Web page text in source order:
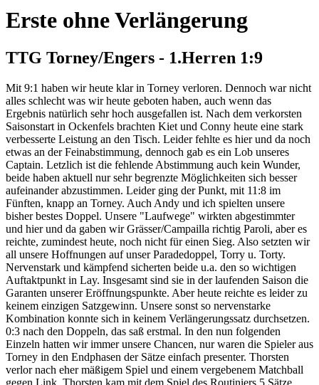
Erste ohne Verlängerung
TTG Torney/Engers - 1.Herren 1:9
Mit 9:1 haben wir heute klar in Torney verloren. Dennoch war nicht
alles schlecht was wir heute geboten haben, auch wenn das
Ergebnis natürlich sehr hoch ausgefallen ist. Nach dem verkorsten
Saisonstart in Ockenfels brachten Kiet und Conny heute eine stark
verbesserte Leistung an den Tisch. Leider fehlte es hier und da noch
etwas an der Feinabstimmung, dennoch gab es ein Lob unseres
Captain. Letzlich ist die fehlende Abstimmung auch kein Wunder,
beide haben aktuell nur sehr begrenzte Möglichkeiten sich besser
aufeinander abzustimmen. Leider ging der Punkt, mit 11:8 im
Fünften, knapp an Torney. Auch Andy und ich spielten unsere
bisher bestes Doppel. Unsere "Laufwege" wirkten abgestimmter
und hier und da gaben wir Grässer/Campailla richtig Paroli, aber es
reichte, zumindest heute, noch nicht für einen Sieg. Also setzten wir
all unsere Hoffnungen auf unser Paradedoppel, Torry u. Torty.
Nervenstark und kämpfend sicherten beide u.a. den so wichtigen
Auftaktpunkt in Lay. Insgesamt sind sie in der laufenden Saison die
Garanten unserer Eröffnungspunkte. Aber heute reichte es leider zu
keinem einzigen Satzgewinn. Unsere sonst so nervenstarke
Kombination konnte sich in keinem Verlängerungssatz durchsetzen.
0:3 nach den Doppeln, das saß erstmal. In den nun folgenden
Einzeln hatten wir immer unsere Chancen, nur waren die Spieler aus
Torney in den Endphasen der Sätze einfach presenter. Thorsten
verlor nach eher mäßigem Spiel und einem vergebenem Matchball
gegen Link. Thorsten kam mit dem Spiel des Routiniers 5 Sätze